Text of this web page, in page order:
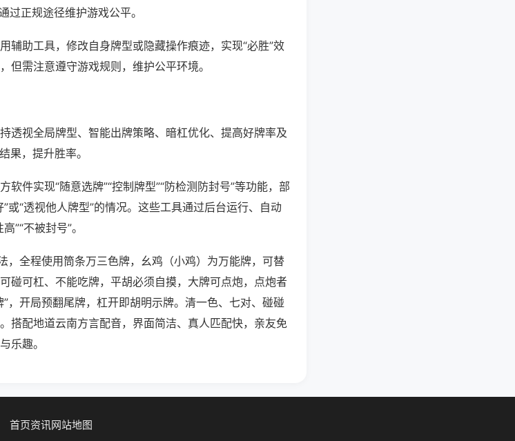
过正规途径维护游戏公平。
辅助工具，修改自身牌型或隐藏操作痕迹，实现“必胜”效
但需注意遵守游戏规则，维护公平环境。
透视全局牌型、智能出牌策略、暗杠优化、提高好牌率及
果，提升胜率。
件实现“随意选牌”“控制牌型”“防检测防封号”等功能，部
或“透视他人牌型”的情况。这些工具通过后台运行、自动
”“不被封号”。
，全程使用筒条万三色牌，幺鸡（小鸡）为万能牌，可替
碰可杠、不能吃牌，平胡必须自摸，大牌可点炮，点炮者
，开局预翻尾牌，杠开即胡明示牌。清一色、七对、碰碰
搭配地道云南方言配音，界面简洁、真人匹配快，亲友免
乐趣。
首页资讯网站地图